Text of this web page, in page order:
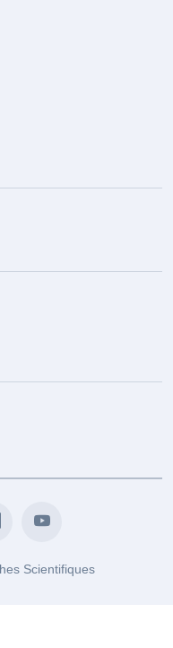
Scientifiques